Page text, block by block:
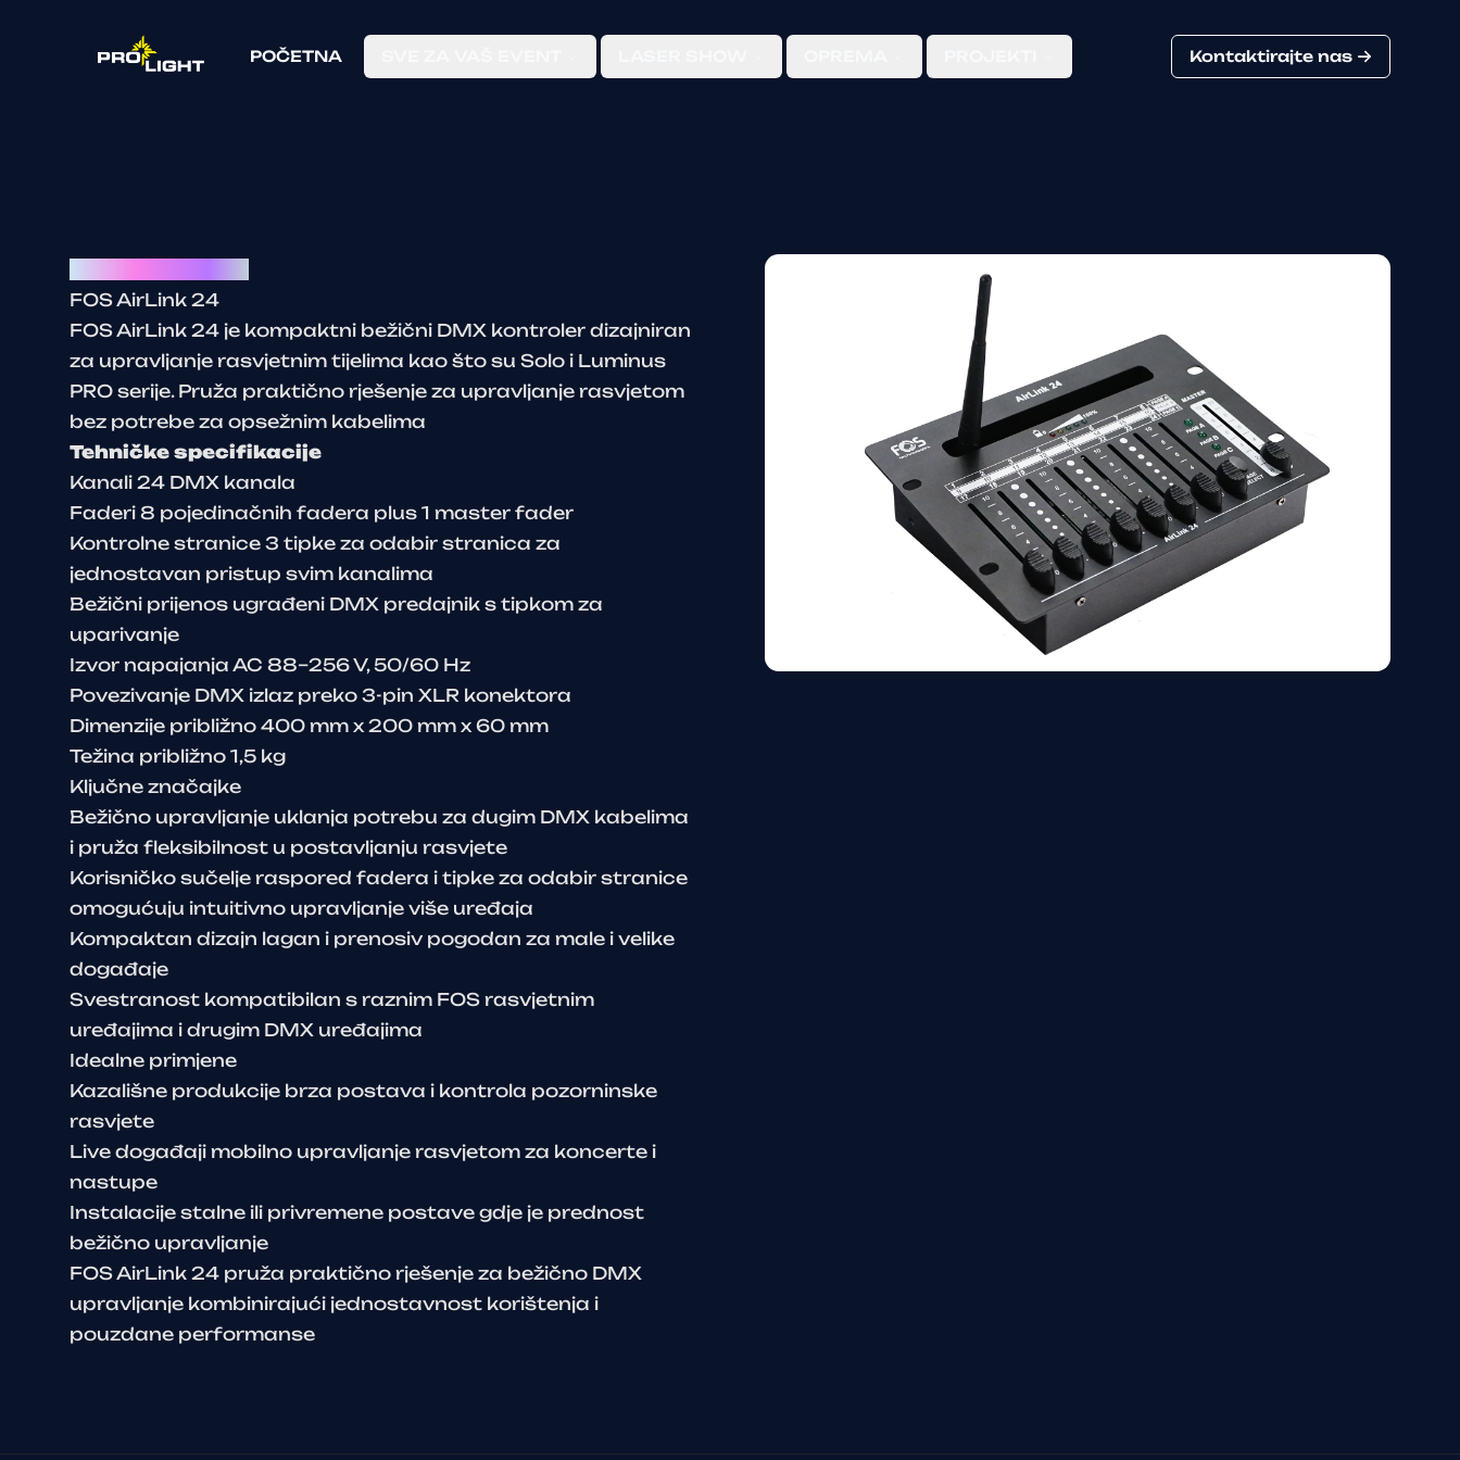
POČETNA Kontaktirajte nas
FOS AirLink 24
FOS AirLink 24 je kompaktni bežični DMX kontroler dizajniran
za upravljanje rasvjetnim tijelima kao što su Solo i Luminus
PRO serije. Pruža praktično rješenje za upravljanje rasvjetom
bez potrebe za opsežnim kabelima
Tehničke specifikacije
Kanali 24 DMX kanala
Faderi 8 pojedinačnih fadera plus 1 master fader
Kontrolne stranice 3 tipke za odabir stranica za
jednostavan pristup svim kanalima
Bežični prijenos ugrađeni DMX predajnik s tipkom za
uparivanje
Izvor napajanja AC 88–256 V, 50/60 Hz
Povezivanje DMX izlaz preko 3-pin XLR konektora
Dimenzije približno 400 mm x 200 mm x 60 mm
Težina približno 1,5 kg
Ključne značajke
Bežično upravljanje uklanja potrebu za dugim DMX kabelima
i pruža fleksibilnost u postavljanju rasvjete
Korisničko sučelje raspored fadera i tipke za odabir stranice
omogućuju intuitivno upravljanje više uređaja
Kompaktan dizajn lagan i prenosiv pogodan za male i velike
događaje
Svestranost kompatibilan s raznim FOS rasvjetnim
uređajima i drugim DMX uređajima
Idealne primjene
Kazališne produkcije brza postava i kontrola pozorninske
rasvjete
Live događaji mobilno upravljanje rasvjetom za koncerte i
nastupe
Instalacije stalne ili privremene postave gdje je prednost
bežično upravljanje
FOS AirLink 24 pruža praktično rješenje za bežično DMX
upravljanje kombinirajući jednostavnost korištenja i
pouzdane performanse